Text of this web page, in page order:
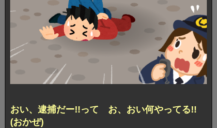
おい、逮捕だー!!って お、おい何やってる!!
(おかぜ)